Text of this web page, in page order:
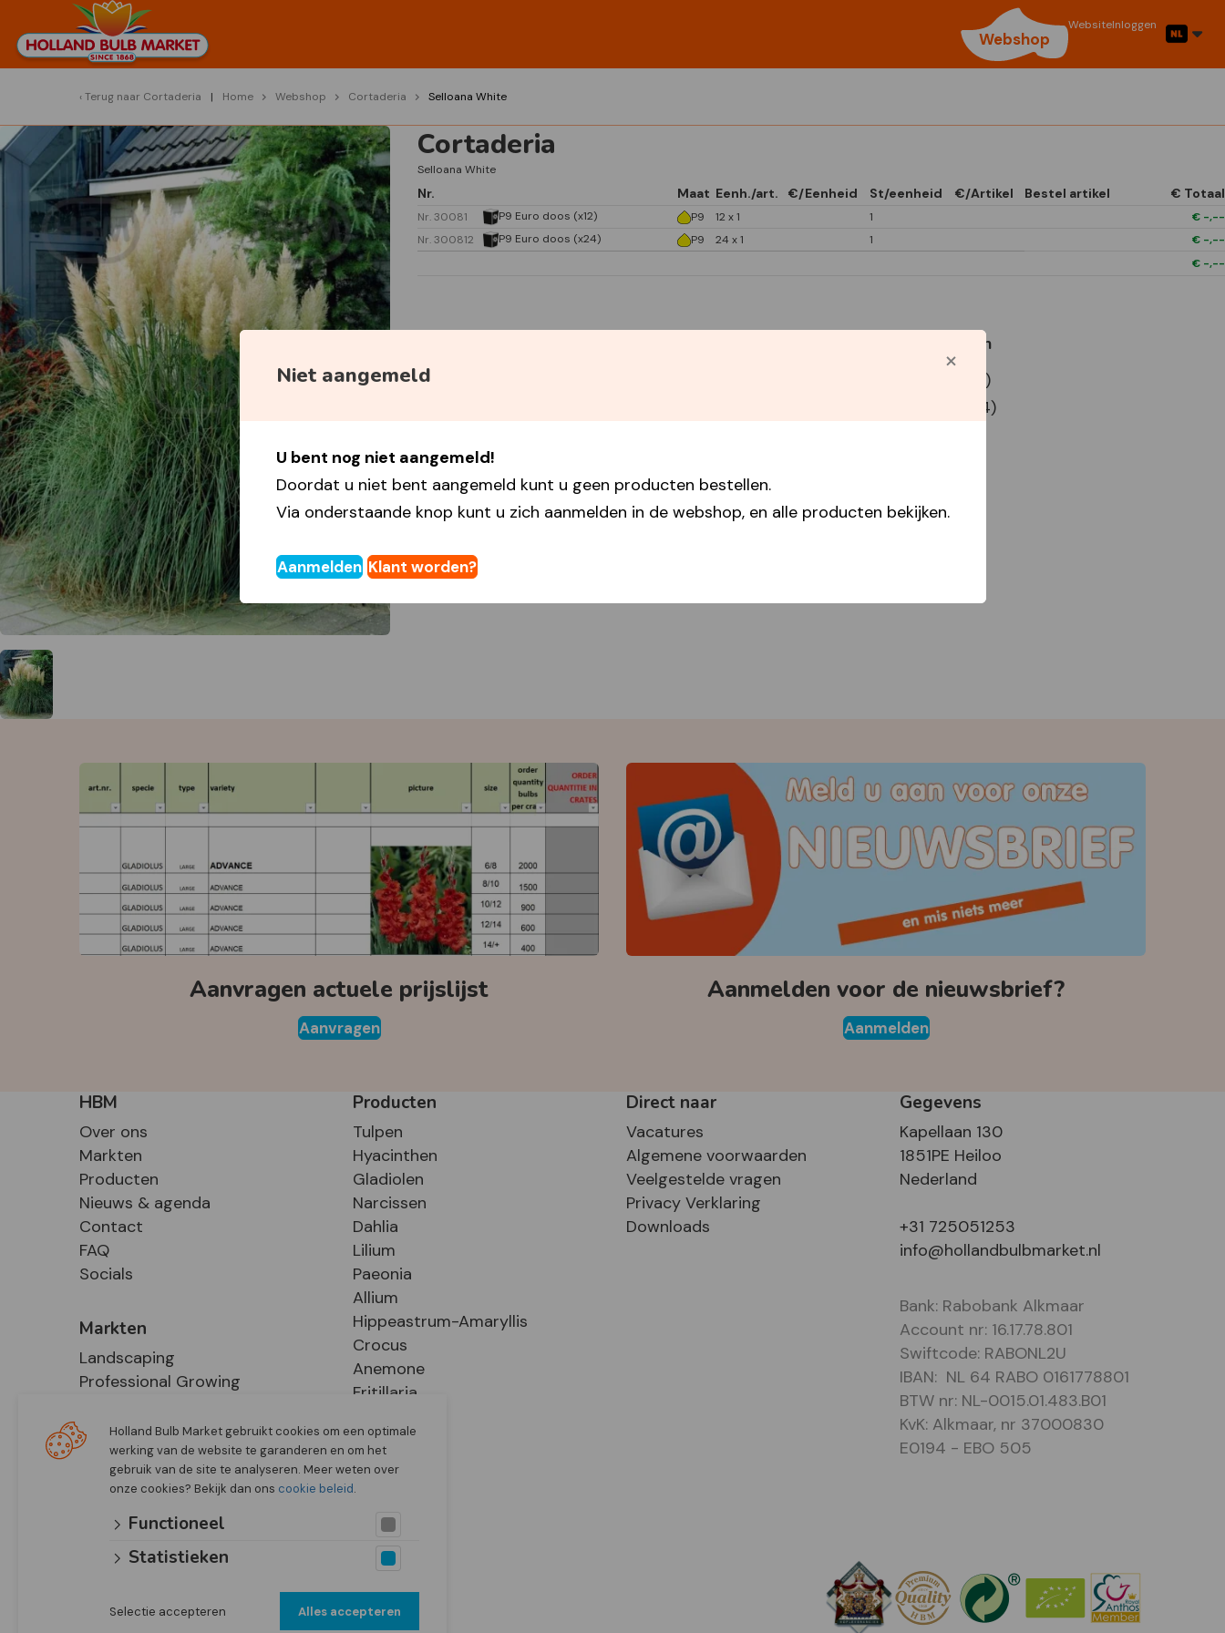
Webshop
WebsiteInloggen
Niet aangemeld
U bent nog niet aangemeld!
Doordat u niet bent aangemeld kunt u geen producten bestellen.
Via onderstaande knop kunt u zich aanmelden in de webshop, en alle producten bekijken.
Aanmelden Klant worden?
Terug naar Cortaderia Home Webshop Cortaderia Selloana White
Cortaderia
Selloana White
Nr. Maat Eenh./art. €/Eenheid St/eenheid €/Artikel Bestel artikel € Totaal
Nr. 30081 P9 Euro doos (x12) P9 12 x 1 1 € -,--
Nr. 300812
P9 Euro doos (x24) P9 24 x 1 1 € -,--
€ -,--
Gebruikte symbolen
P9 Euro doos (x12)
P9 Euro doos (x24)
Aanvragen actuele prijslijst
Aanvragen
Aanmelden voor de nieuwsbrief?
Aanmelden
HBM
Over ons
Markten
Producten
Nieuws & agenda
Contact
FAQ
Socials
Markten
Landscaping
Professional Growing
Retail
Producten
Tulpen
Hyacinthen
Gladiolen
Narcissen
Dahlia
Lilium
Paeonia
Allium
Hippeastrum-Amaryllis
Crocus
Anemone
Fritillaria
Direct naar
Vacatures
Algemene voorwaarden
Veelgestelde vragen
Privacy Verklaring
Downloads
Gegevens
Kapellaan 130
1851PE Heiloo
Nederland
+31 725051253
info@hollandbulbmarket.nl
Bank: Rabobank Alkmaar
Account nr: 16.17.78.801
Swiftcode: RABONL2U
IBAN: NL 64 RABO 0161778801
BTW nr: NL-0015.01.483.B01
KvK: Alkmaar, nr 37000830
E0194 - EBO 505
Holland Bulb Market gebruikt cookies om een optimale
werking van de website te garanderen en om het
gebruik van de site te analyseren. Meer weten over
onze cookies? Bekijk dan ons cookie beleid.
Functioneel
Statistieken
Selectie accepteren Alles accepteren